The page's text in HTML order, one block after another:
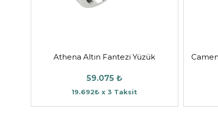
Athena Altın Fantezi Yüzük
59.075 ₺
19.692₺ x 3 Taksit